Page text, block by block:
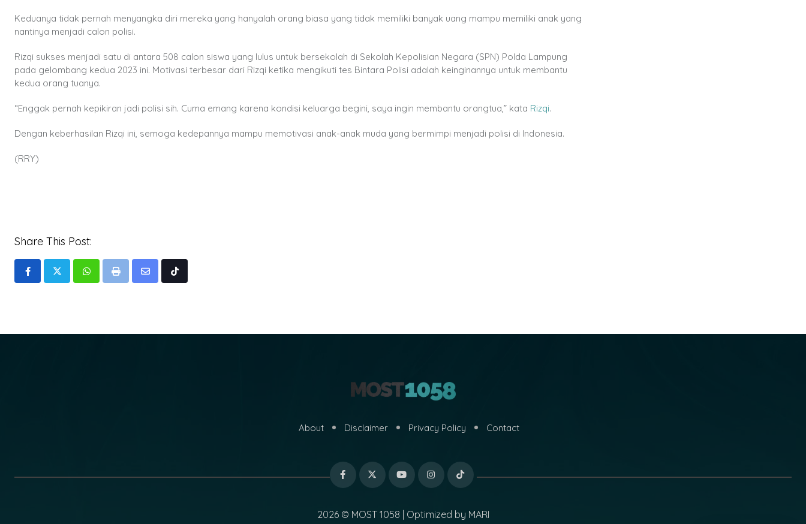
Keduanya tidak pernah menyangka diri mereka yang hanyalah orang biasa yang tidak memiliki banyak uang mampu memiliki anak yang
nantinya menjadi calon polisi.
Rizqi sukses menjadi satu di antara 508 calon siswa yang lulus untuk bersekolah di Sekolah Kepolisian Negara (SPN) Polda Lampung
pada gelombang kedua 2023 ini. Motivasi terbesar dari Rizqi ketika mengikuti tes Bintara Polisi adalah keinginannya untuk membantu
kedua orang tuanya.
“Enggak pernah kepikiran jadi polisi sih. Cuma emang karena kondisi keluarga begini, saya ingin membantu orangtua,” kata Rizqi.
Dengan keberhasilan Rizqi ini, semoga kedepannya mampu memotivasi anak-anak muda yang bermimpi menjadi polisi di Indonesia.
(RRY)
Share This Post:
WhatsappPrint
Share
Tiktok
About Disclaimer Privacy Policy Contact
2026 © MOST 1058 | Optimized by MARI